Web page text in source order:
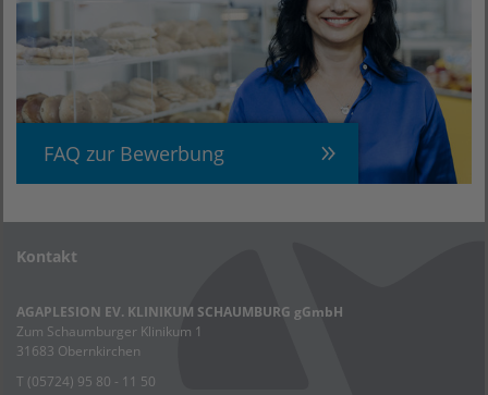
FAQ zur Bewerbung
Kontakt
AGAPLESION EV. KLINIKUM SCHAUMBURG gGmbH
Zum Schaumburger Klinikum 1
31683 Obernkirchen
T (05724) 95 80 - 11 50